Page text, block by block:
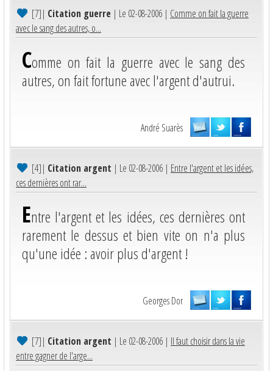
[7]| Citation guerre | Le 02-08-2006 | Comme on fait la guerre
avec le sang des autres, o...
Comme on fait la guerre avec le sang des
autres, on fait fortune avec l'argent d'autrui.
André Suarès
[4]| Citation argent | Le 02-08-2006 | Entre l'argent et les idées,
ces dernières ont rar...
Entre l'argent et les idées, ces dernières ont
rarement le dessus et bien vite on n'a plus
qu'une idée : avoir plus d'argent !
Georges Dor
[7]| Citation argent | Le 02-08-2006 | Il faut choisir dans la vie
entre gagner de l'arge...